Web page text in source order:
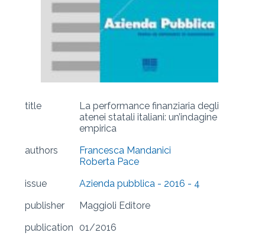
title
La performance finanziaria degli
atenei statali italiani: un’indagine
empirica
authors
Francesca Mandanici
Roberta Pace
issue
Azienda pubblica - 2016 - 4
publisher
Maggioli Editore
publication
01/2016